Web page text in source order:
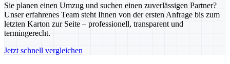
Sie planen einen Umzug und suchen einen zuverlässigen Partner?
Unser erfahrenes Team steht Ihnen von der ersten Anfrage bis zum
letzten Karton zur Seite – professionell, transparent und
termingerecht.
Jetzt schnell vergleichen